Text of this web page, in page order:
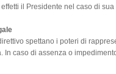
il Presidente nel caso di
spettano i poteri di
In caso di assenza o